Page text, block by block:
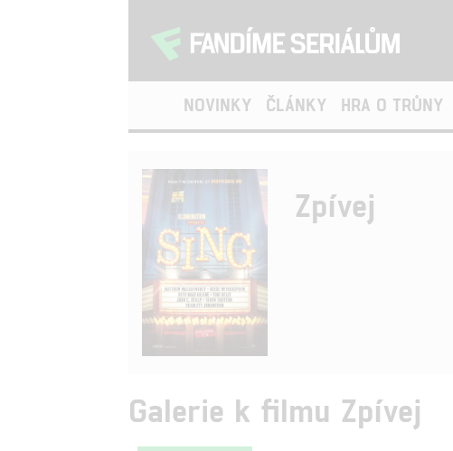
NOVINKY ČLÁNKY HRA O TRŮNY
Zpívej
Galerie k filmu Zpívej